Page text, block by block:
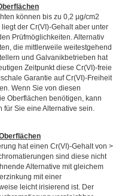
können bis zu 0,2 µg/cm2
der Cr(VI)-Gehalt aber unter
Prüfmöglichkeiten. Alternativ
die mittlerweile weitestgehend
und Galvanikbetrieben hat
Zeitpunkt diese Cr(VI)-freie
Garantie auf Cr(VI)-Freiheit
Wenn Sie von diesen
Oberflächen benötigen, kann
für Sie eine Alternative sein.
hat einen Cr(VI)-Gehalt von >
sind diese nicht
Alternative mit gleichem
mit einer
leicht irisierend ist. Der